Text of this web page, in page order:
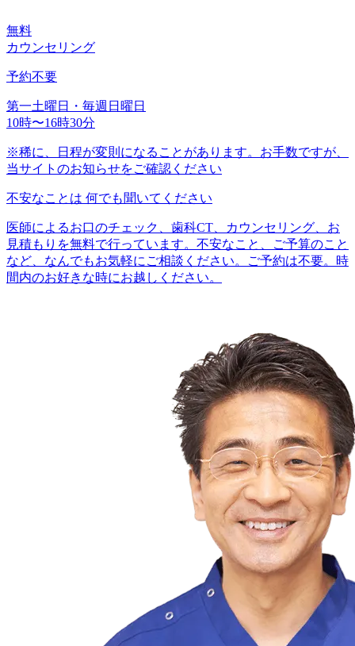
無料
カウンセリング
予約不要
第一土曜日・毎週日曜日
10時〜16時30分
※稀に、日程が変則になることがあります。お手数ですが、
当サイトのお知らせをご確認ください
不安なことは 何でも聞いてください
医師によるお口のチェック、歯科CT、カウンセリング、お
見積もりを無料で行っています。不安なこと、ご予算のこと
など、なんでもお気軽にご相談ください。ご予約は不要。時
間内のお好きな時にお越しください。